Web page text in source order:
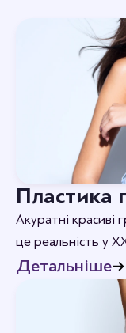
Пластика
Акуратні красиві
це реальність у
Детальніше